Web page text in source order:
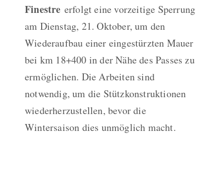
Finestre erfolgt eine vorzeitige Sperrung
am Dienstag, 21. Oktober, um den
Wiederaufbau einer eingestürzten Mauer
bei km 18+400 in der Nähe des Passes zu
ermöglichen. Die Arbeiten sind
notwendig, um die Stützkonstruktionen
wiederherzustellen, bevor die
Wintersaison dies unmöglich macht.